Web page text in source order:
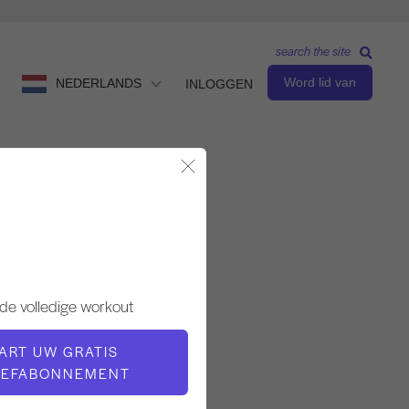
NEDERLANDS INLOGGEN Word lid van
search the site
volledige workout
UW GRATIS
Gloria Gasperi
VIDEOTIJD
1:52:09